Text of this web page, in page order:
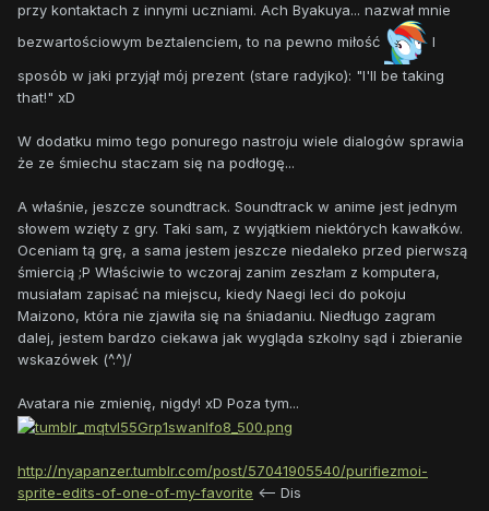
przy kontaktach z innymi uczniami. Ach Byakuya... nazwał mnie
bezwartościowym beztalenciem, to na pewno miłość
I
sposób w jaki przyjął mój prezent (stare radyjko): "I'll be taking
that!" xD
W dodatku mimo tego ponurego nastroju wiele dialogów sprawia
że ze śmiechu staczam się na podłogę...
A właśnie, jeszcze soundtrack. Soundtrack w anime jest jednym
słowem wzięty z gry. Taki sam, z wyjątkiem niektórych kawałków.
Oceniam tą grę, a sama jestem jeszcze niedaleko przed pierwszą
śmiercią ;P Właściwie to wczoraj zanim zeszłam z komputera,
musiałam zapisać na miejscu, kiedy Naegi leci do pokoju
Maizono, która nie zjawiła się na śniadaniu. Niedługo zagram
dalej, jestem bardzo ciekawa jak wygląda szkolny sąd i zbieranie
wskazówek (^.^)/
Avatara nie zmienię, nigdy! xD Poza tym...
http://nyapanzer.tumblr.com/post/57041905540/purifiezmoi-
sprite-edits-of-one-of-my-favorite <-- Dis